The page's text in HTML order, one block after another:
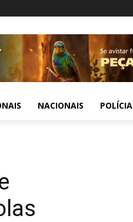
NACIONAIS POLÍCIA